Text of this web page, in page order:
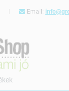
Email: